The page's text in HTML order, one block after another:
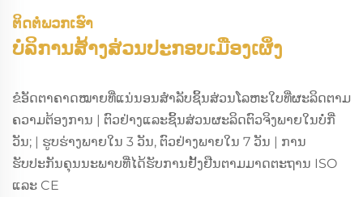
ຕິດຕໍ່ພວກເຮົາ
ບໍລິການສ້າງສ່ວນປະກອບເມືອງເຜິ່ງ
ຂໍອັດຕາຄາດໝາຍທີ່ແນ່ນອນສຳລັບຊິ້ນສ່ວນໂລຫະໃບທີ່ຜະລິດຕາມ
ຄວາມຕ້ອງການ | ຕົວຢ່າງແລະຊິ້ນສ່ວນຜະລິດຕົວຈິງພາຍໃນບໍ່ກີ່
ວັນ; | ຮູບຮ່າງພາຍໃນ 3 ວັນ, ຕົວຢ່າງພາຍໃນ 7 ວັນ | ການ
ຮັບປະກັນຄຸນນະພາບທີ່ໄດ້ຮັບການຢັ້ງຢືນຕາມມາດຕະຖານ ISO
ແລະ CE